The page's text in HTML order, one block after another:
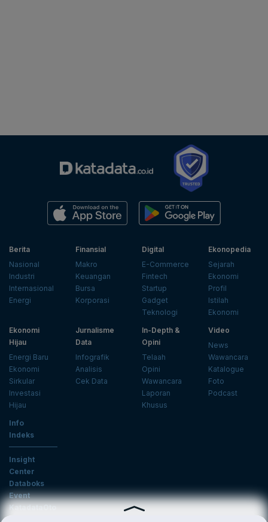
Berita
Nasional
Industri
Internasional
Energi
Finansial
Makro
Keuangan
Bursa
Korporasi
Digital
E-Commerce
Fintech
Startup
Gadget
Teknologi
Ekonopedia
Sejarah
Ekonomi
Profil
Istilah
Ekonomi
Ekonomi
Hijau
Energi Baru
Ekonomi
Sirkular
Investasi
Hijau
Jurnalisme
Data
Infografik
Analisis
Cek Data
In-Depth &
Opini
Telaah
Opini
Wawancara
Laporan
Khusus
Video
News
Wawancara
Katalogue
Foto
Podcast
Info
Indeks
Insight
Center
Databoks
Event
KatadataOto